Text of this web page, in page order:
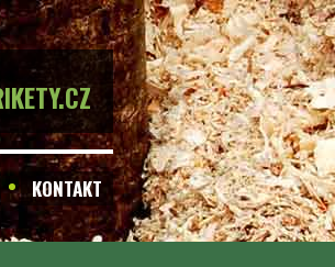
KONTAKT